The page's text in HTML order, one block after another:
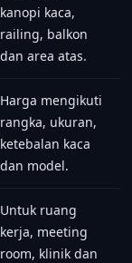
kanopi kaca,
railing, balkon
dan area atas.
Harga mengikuti
rangka, ukuran,
ketebalan kaca
dan model.
Untuk ruang
kerja, meeting
room, klinik dan